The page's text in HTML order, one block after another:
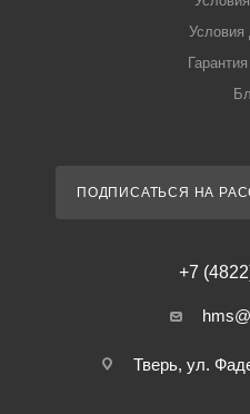
Условия
ПОДПИСАТЬСЯ НА
+7
Тверь, ул.